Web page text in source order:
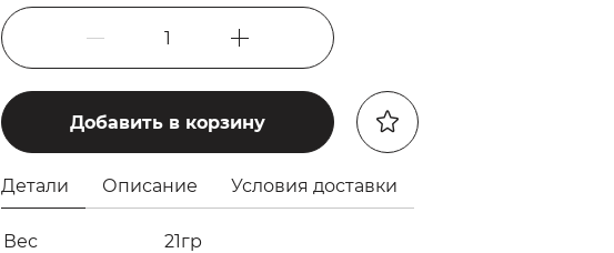
1
Добавить в корзину
Детали Описание Условия доставки
Вес
21гр